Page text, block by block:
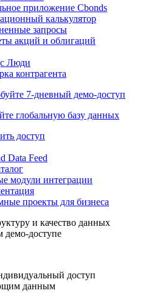
приложение Cbonds
калькулятор
запросы
акций и облигаций
Люди
контрагента
7-дневный демо-доступ
глобальную базу данных
доступ
Data Feed
модули интеграции
проекты для бизнеса
и качество данных
демо-доступе
доступ
данным